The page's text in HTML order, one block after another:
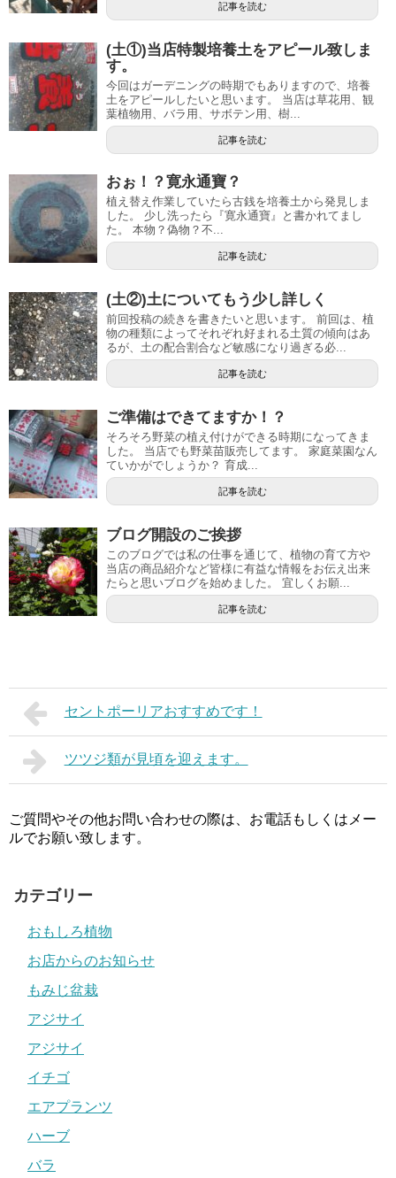
記事を読む
(土①)当店特製培養土をアピール致しま
す。
今回はガーデニングの時期でもありますので、培養
土をアピールしたいと思います。 当店は草花用、観
葉植物用、バラ用、サボテン用、樹...
記事を読む
おぉ！？寛永通寶？
植え替え作業していたら古銭を培養土から発見しま
した。 少し洗ったら『寛永通寶』と書かれてまし
た。 本物？偽物？不...
記事を読む
(土②)土についてもう少し詳しく
前回投稿の続きを書きたいと思います。 前回は、植
物の種類によってそれぞれ好まれる土質の傾向はあ
るが、土の配合割合など敏感になり過ぎる必...
記事を読む
ご準備はできてますか！？
そろそろ野菜の植え付けができる時期になってきま
した。 当店でも野菜苗販売してます。 家庭菜園なん
ていかがでしょうか？ 育成...
記事を読む
ブログ開設のご挨拶
このブログでは私の仕事を通じて、植物の育て方や
当店の商品紹介など皆様に有益な情報をお伝え出来
たらと思いブログを始めました。 宜しくお願...
記事を読む
セントポーリアおすすめです！
ツツジ類が見頃を迎えます。
ご質問やその他お問い合わせの際は、お電話もしくはメー
ルでお願い致します。
カテゴリー
おもしろ植物
お店からのお知らせ
もみじ盆栽
アジサイ
アジサイ
イチゴ
エアプランツ
ハーブ
バラ